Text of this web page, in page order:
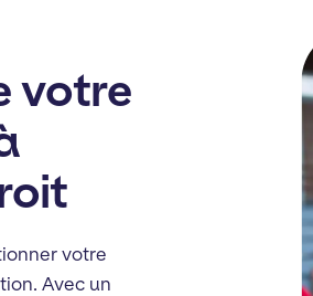
votre
votre
Avec un